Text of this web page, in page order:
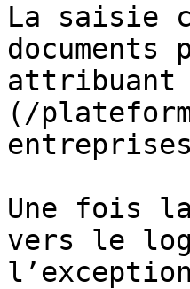
La saisie
attribuant
(/
Une fois
vers le